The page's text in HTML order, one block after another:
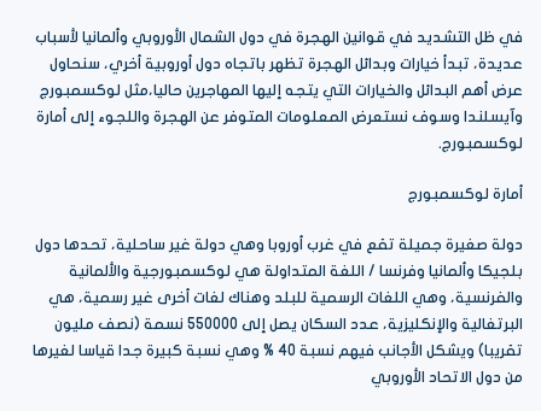
في ظل التشديد في قوانين الهجرة في دول الشمال الأوروبي وألمانيا لأسباب
عديدة، تبدأ خيارات وبدائل الهجرة تظهر باتجاه دول أوروبية أخري، سنحاول
عرض أهم البدائل والخيارات التي يتجه إليها المهاجرين حاليا،مثل لوكسمبورج
وآيسلندا وسوف نستعرض المعلومات المتوفر عن الهجرة واللجوء إلى أمارة
لوكسمبورج.
أمارة لوكسمبورج
دولة صغيرة جميلة تقع في غرب أوروبا وهي دولة غير ساحلية، تحدها دول
بلجيكا وألمانيا وفرنسا / اللغة المتداولة هي لوكسمبورجية والألمانية
والفرنسية، وهي اللغات الرسمية للبلد وهناك لغات أخرى غير رسمية، هي
البرتغالية والإنكليزية، عدد السكان يصل إلى 550000 نسمة (نصف مليون
تقريبا) ويشكل الأجانب فيهم نسبة 40 % وهي نسبة كبيرة جدا قياسا لغيرها
من دول الاتحاد الأوروبي